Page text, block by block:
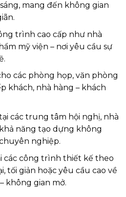
mang đến không gian
trình cao cấp như nhà
mỹ viện – nơi yêu cầu sự
các phòng họp, văn phòng
khách, nhà hàng – khách
các trung tâm hội nghị, nhà
năng tạo dựng không
nghiệp.
các công trình thiết kế theo
tối giản hoặc yêu cầu cao về
không gian mở.